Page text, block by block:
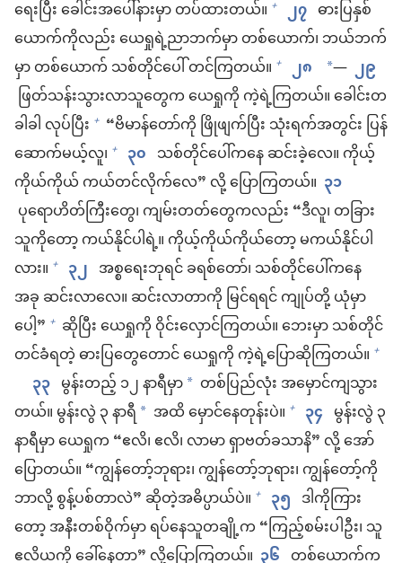
ရေးပြီး ခေါင်းအပေါ်နားမှာ တပ်ထားတယ်။ + ၂၇ ဓားပြနှစ်
ယောက်ကိုလည်း ယေရှုရဲ့ညာဘက်မှာ တစ်ယောက်၊ ဘယ်ဘက်
မှာ တစ်ယောက် သစ်တိုင်ပေါ် တင်ကြတယ်။ + ၂၈ *— ၂၉
ဖြတ်သန်းသွားလာသူတွေက ယေရှုကို ကဲ့ရဲ့ကြတယ်။ ခေါင်းတ
ခါခါ လုပ်ပြီး + “ဗိမာန်တော်ကို ဖြိုဖျက်ပြီး သုံးရက်အတွင်း ပြန်
ဆောက်မယ့်လူ၊ + ၃၀ သစ်တိုင်ပေါ်ကနေ ဆင်းခဲ့လေ။ ကိုယ့်
ကိုယ်ကိုယ် ကယ်တင်လိုက်လေ” လို့ ပြောကြတယ်။ ၃၁
ပုရောဟိတ်ကြီးတွေ၊ ကျမ်းတတ်တွေကလည်း “ဒီလူ၊ တခြား
သူကိုတော့ ကယ်နိုင်ပါရဲ့။ ကိုယ့်ကိုယ်ကိုယ်တော့ မကယ်နိုင်ပါ
လား။ + ၃၂ အစ္စရေးဘုရင် ခရစ်တော်၊ သစ်တိုင်ပေါ်ကနေ
အခု ဆင်းလာလေ။ ဆင်းလာတာကို မြင်ရရင် ကျုပ်တို့ ယုံမှာ
ပေါ့” + ဆိုပြီး ယေရှုကို ဝိုင်းလှောင်ကြတယ်။ ဘေးမှာ သစ်တိုင်
တင်ခံရတဲ့ ဓားပြတွေတောင် ယေရှုကို ကဲ့ရဲ့ပြောဆိုကြတယ်။ +
၃၃ မွန်းတည့် ၁၂ နာရီမှာ * တစ်ပြည်လုံး အမှောင်ကျသွား
တယ်။ မွန်းလွဲ ၃ နာရီ * အထိ မှောင်နေတုန်းပဲ။ + ၃၄ မွန်းလွဲ ၃
နာရီမှာ ယေရှုက “ဧလိ၊ ဧလိ၊ လာမာ ရှာဗတ်ခသာနိ” လို့ အော်
ပြောတယ်။ “ကျွန်တော့်ဘုရား၊ ကျွန်တော့်ဘုရား၊ ကျွန်တော့်ကို
ဘာလို့ စွန့်ပစ်တာလဲ” ဆိုတဲ့အဓိပ္ပာယ်ပဲ။ + ၃၅ ဒါကိုကြား
တော့ အနီးတစ်ဝိုက်မှာ ရပ်နေသူတချို့က “ကြည့်စမ်းပါဦး၊ သူ